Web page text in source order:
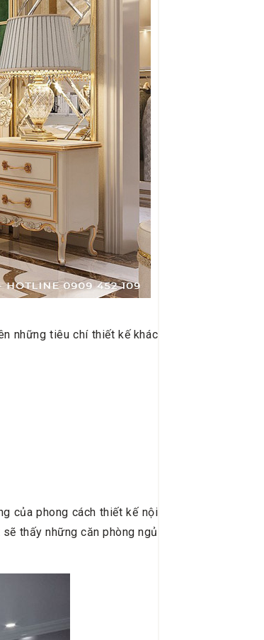
những tiêu chí thiết kế khác
của phong cách thiết kế nội
thấy những căn phòng ngủ